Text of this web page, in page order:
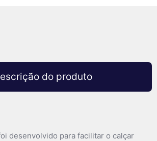
do produto
desenvolvido para facilitar o calçar